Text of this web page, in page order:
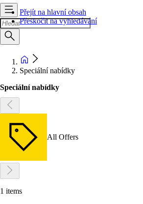
Přejít na hlavní obsah
Přeskočit na vyhledávání
Speciální nabídky
Speciální nabídky
All Offers
1 items